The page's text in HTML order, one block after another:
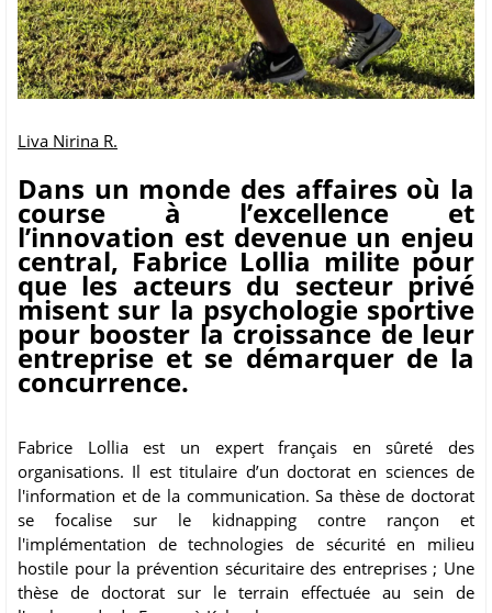
Liva Nirina R.
Dans un monde des affaires où la
course à l’excellence et
l’innovation est devenue un enjeu
central, Fabrice Lollia milite pour
que les acteurs du secteur privé
misent sur la psychologie sportive
pour booster la croissance de leur
entreprise et se démarquer de la
concurrence.
Fabrice Lollia est un expert français en sûreté des
organisations. Il est titulaire d’un doctorat en sciences de
l'information et de la communication. Sa thèse de doctorat
se focalise sur le kidnapping contre rançon et
l'implémentation de technologies de sécurité en milieu
hostile pour la prévention sécuritaire des entreprises ; Une
thèse de doctorat sur le terrain effectuée au sein de